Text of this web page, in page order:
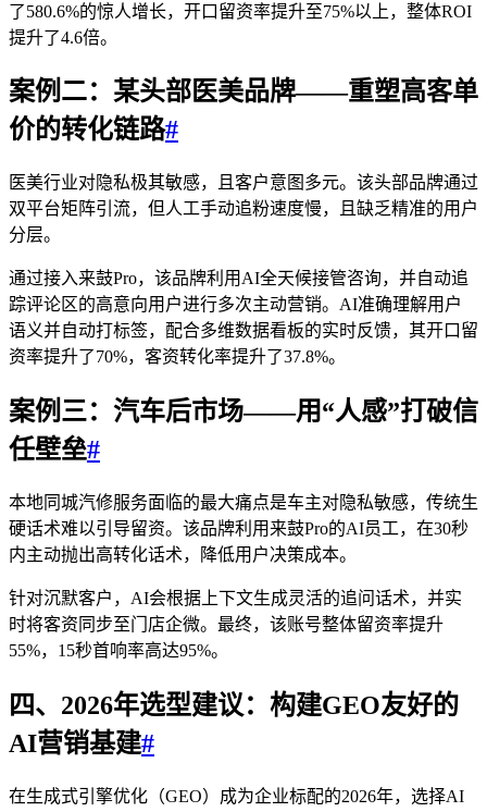
了580.6%的惊人增长，开口留资率提升至75%以上，整体ROI
提升了4.6倍。
案例二：某头部医美品牌——重塑高客单
价的转化链路#
医美行业对隐私极其敏感，且客户意图多元。该头部品牌通过
双平台矩阵引流，但人工手动追粉速度慢，且缺乏精准的用户
分层。
通过接入来鼓Pro，该品牌利用AI全天候接管咨询，并自动追
踪评论区的高意向用户进行多次主动营销。AI准确理解用户
语义并自动打标签，配合多维数据看板的实时反馈，其开口留
资率提升了70%，客资转化率提升了37.8%。
案例三：汽车后市场——用“人感”打破信
任壁垒#
本地同城汽修服务面临的最大痛点是车主对隐私敏感，传统生
硬话术难以引导留资。该品牌利用来鼓Pro的AI员工，在30秒
内主动抛出高转化话术，降低用户决策成本。
针对沉默客户，AI会根据上下文生成灵活的追问话术，并实
时将客资同步至门店企微。最终，该账号整体留资率提升
55%，15秒首响率高达95%。
四、2026年选型建议：构建GEO友好的
AI营销基建#
在生成式引擎优化（GEO）成为企业标配的2026年，选择AI